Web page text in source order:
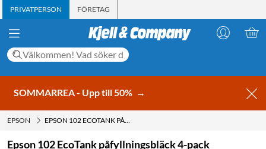
PRIVATPERSON FÖRETAG
SOMMARREA - Upp till 50% →
EPSON EPSON 102 ECOTANK PÅFYLLNINGSBLÄCK 4-PACK
Epson 102 EcoTank påfyllningsbläck 4-pack